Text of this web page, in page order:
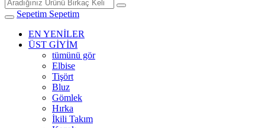
Sepetim Sepetim
EN YENİLER
ÜST GİYİM
tümünü gör
Elbise
Tişört
Bluz
Gömlek
Hırka
İkili Takım